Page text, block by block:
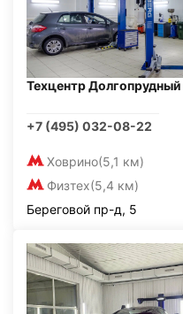
Техцентр Долгопрудный
+7 (495) 032-08-22
Ховрино(5,1 км)
Физтех(5,4 км)
Береговой пр-д, 5